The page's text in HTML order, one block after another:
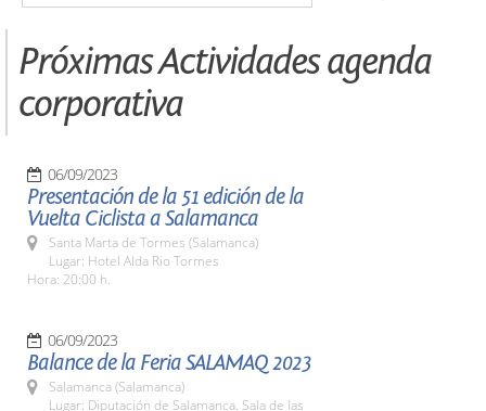
Próximas Actividades agenda
corporativa
06/09/2023
Presentación de la 51 edición de la
Vuelta Ciclista a Salamanca
Santa Marta de Tormes (Salamanca)
Lugar: Hotel Alda Rio Tormes
Hora: 20:00 h.
06/09/2023
Balance de la Feria SALAMAQ 2023
Salamanca (Salamanca)
Lugar: Diputación de Salamanca. Sala de las